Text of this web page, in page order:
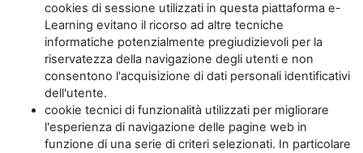
cookies di sessione utilizzati in questa piattaforma e-
Learning evitano il ricorso ad altre tecniche
informatiche potenzialmente pregiudizievoli per la
riservatezza della navigazione degli utenti e non
consentono l'acquisizione di dati personali identificativi
dell'utente.
cookie tecnici di funzionalità utilizzati per migliorare
l'esperienza di navigazione delle pagine web in
funzione di una serie di criteri selezionati. In particolare